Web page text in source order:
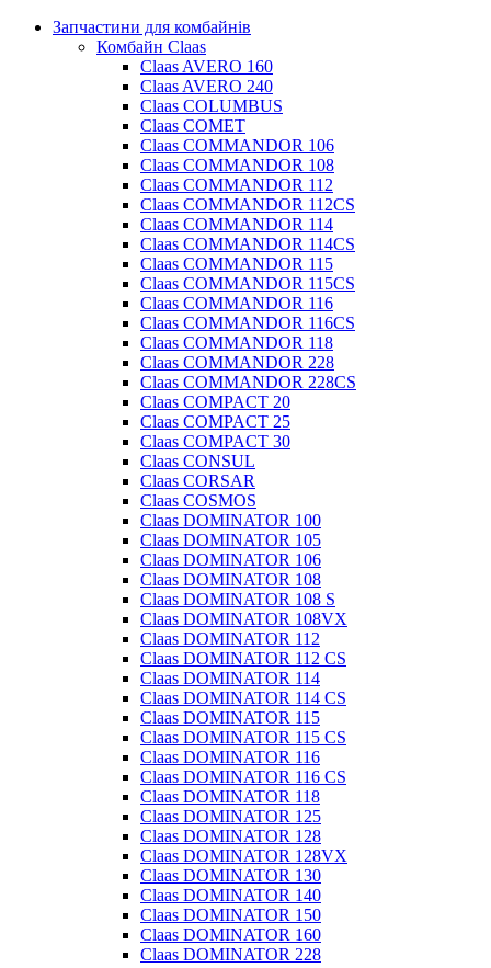
Запчастини для комбайнів
Комбайн Claas
Claas AVERO 160
Claas AVERO 240
Claas COLUMBUS
Claas COMET
Claas COMMANDOR 106
Claas COMMANDOR 108
Claas COMMANDOR 112
Claas COMMANDOR 112CS
Claas COMMANDOR 114
Claas COMMANDOR 114CS
Claas COMMANDOR 115
Claas COMMANDOR 115CS
Claas COMMANDOR 116
Claas COMMANDOR 116CS
Claas COMMANDOR 118
Claas COMMANDOR 228
Claas COMMANDOR 228CS
Claas COMPACT 20
Claas COMPACT 25
Claas COMPACT 30
Claas CONSUL
Claas CORSAR
Claas COSMOS
Claas DOMINATOR 100
Claas DOMINATOR 105
Claas DOMINATOR 106
Claas DOMINATOR 108
Claas DOMINATOR 108 S
Claas DOMINATOR 108VX
Claas DOMINATOR 112
Claas DOMINATOR 112 CS
Claas DOMINATOR 114
Claas DOMINATOR 114 CS
Claas DOMINATOR 115
Claas DOMINATOR 115 CS
Claas DOMINATOR 116
Claas DOMINATOR 116 CS
Claas DOMINATOR 118
Claas DOMINATOR 125
Claas DOMINATOR 128
Claas DOMINATOR 128VX
Claas DOMINATOR 130
Claas DOMINATOR 140
Claas DOMINATOR 150
Claas DOMINATOR 160
Claas DOMINATOR 228